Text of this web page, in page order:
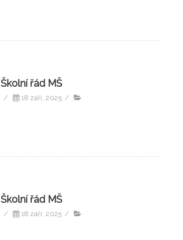
Školní řád MŠ
/ 18 září, 2025 /
Školní řád MŠ
/ 18 září, 2025 /